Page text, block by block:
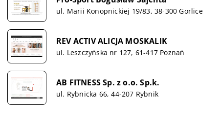
ul. Marii Konopnickiej 19/83, 38-300 Gorlice
REV ACTIV ALICJA MOSKALIK
ul. Leszczyńska nr 127, 61-417 Poznań
AB FITNESS Sp. z o.o. Sp.k.
ul. Rybnicka 66, 44-207 Rybnik